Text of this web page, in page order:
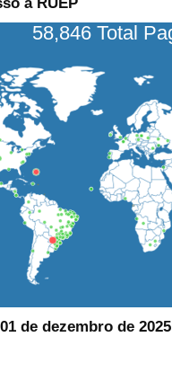
58,846 Total
de dezembro de